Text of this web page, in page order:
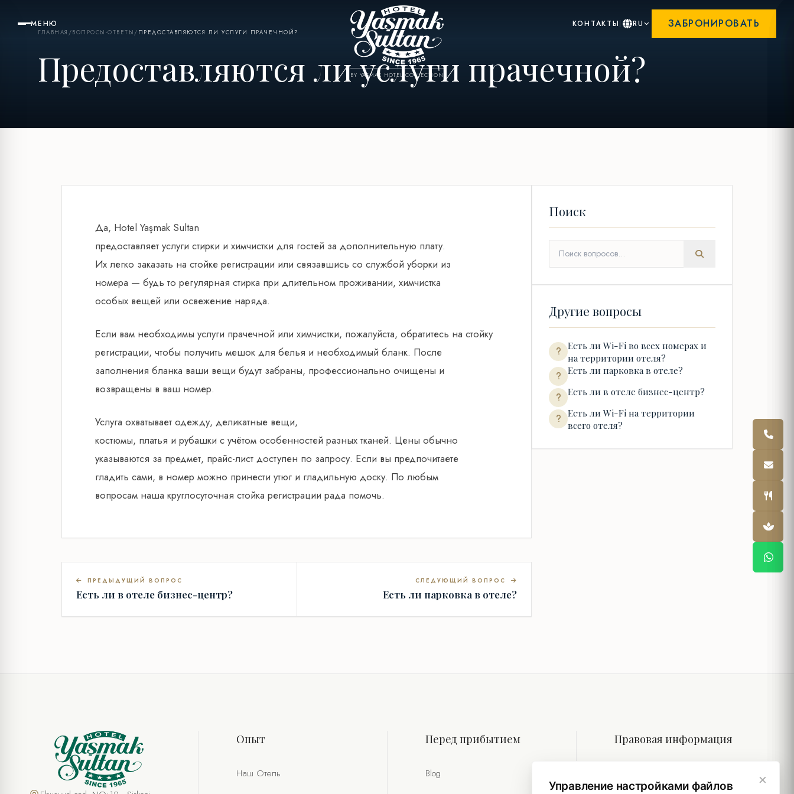
МЕНЮ
BY YASMAK HOTEL COLLECTION
КОНТАКТЫ RU ЗАБРОНИРОВАТЬ
ГЛАВНАЯ /ВОПРОСЫ-ОТВЕТЫ / ПРЕДОСТАВЛЯЮТСЯ ЛИ УСЛУГИ ПРАЧЕЧНОЙ?
Предоставляются ли услуги прачечной?
Да, Hotel Yaşmak Sultan
предоставляет услуги стирки и химчистки для гостей за дополнительную плату.
Их легко заказать на стойке регистрации или связавшись со службой уборки из
номера — будь то регулярная стирка при длительном проживании, химчистка
особых вещей или освежение наряда.
Если вам необходимы услуги прачечной или химчистки, пожалуйста, обратитесь на стойку
регистрации, чтобы получить мешок для белья и необходимый бланк. После
заполнения бланка ваши вещи будут забраны, профессионально очищены и
возвращены в ваш номер.
Услуга охватывает одежду, деликатные вещи,
костюмы, платья и рубашки с учётом особенностей разных тканей. Цены обычно
указываются за предмет, прайс-лист доступен по запросу. Если вы предпочитаете
гладить сами, в номер можно принести утюг и гладильную доску. По любым
вопросам наша круглосуточная стойка регистрации рада помочь.
ПРЕДЫДУЩИЙ ВОПРОС
Есть ли в отеле бизнес-центр?
СЛЕДУЮЩИЙ ВОПРОС
Есть ли парковка в отеле?
Поиск
Другие вопросы
Есть ли Wi-Fi во всех номерах и
на территории отеля?
Есть ли парковка в отеле?
Есть ли в отеле бизнес-центр?
Есть ли Wi-Fi на территории
всего отеля?
Опыт
Наш Отель
Перед прибытием
Blog
Правовая информация
×
Управление настройками файлов